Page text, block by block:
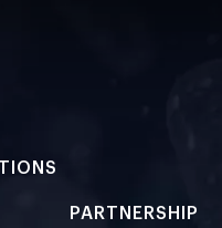
PARTNERSHIP